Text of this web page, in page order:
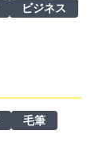
ビジネス
毛筆